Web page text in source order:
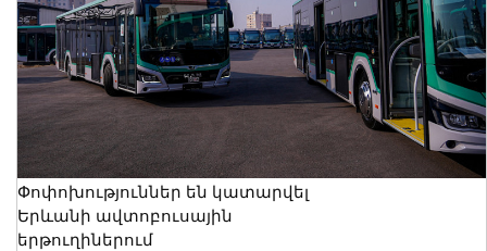
Փոփոխություններ են կատարվել
Երևանի ավտոբուսային
երթուղիներում